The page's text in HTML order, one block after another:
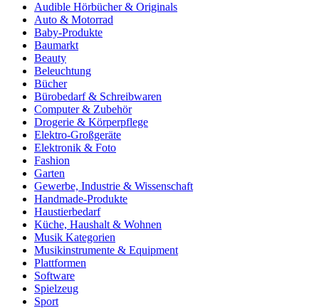
Audible Hörbücher & Originals
Auto & Motorrad
Baby-Produkte
Baumarkt
Beauty
Beleuchtung
Bücher
Bürobedarf & Schreibwaren
Computer & Zubehör
Drogerie & Körperpflege
Elektro-Großgeräte
Elektronik & Foto
Fashion
Garten
Gewerbe, Industrie & Wissenschaft
Handmade-Produkte
Haustierbedarf
Küche, Haushalt & Wohnen
Musik Kategorien
Musikinstrumente & Equipment
Plattformen
Software
Spielzeug
Sport